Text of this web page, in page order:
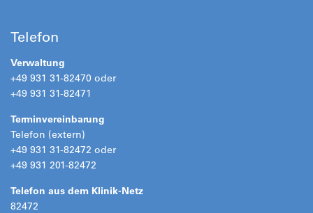
Telefon
Verwaltung
+49 931 31-82470 oder
+49 931 31-82471
Terminvereinbarung
Telefon (extern)
+49 931 31-82472 oder
+49 931 201-82472
Telefon aus dem Klinik-Netz
82472